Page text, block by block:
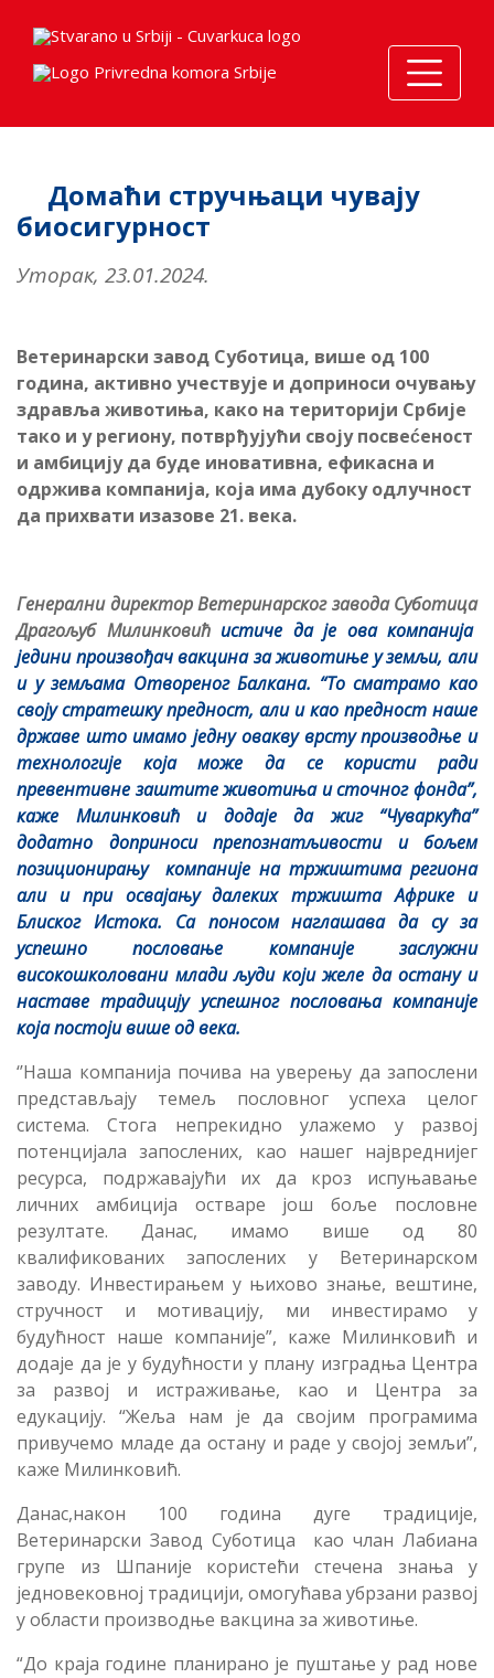
Домаћи стручњаци чувају
биосигурност
Уторак, 23.01.2024.
Ветеринарски завод Суботица, више од 100
година, активно учествује и доприноси очувању
здравља животиња, како на територији Србије
тако и у региону, потврђујући своју посвеćеност
и амбицију да буде иновативна, ефикасна и
одржива компанија, која има дубоку одлучност
да прихвати изазове 21. века.
Генерални директор Ветеринарског завода Суботица
Драгољуб Милинковић истиче да је ова компанија
једини произвођач вакцина за животиње у земљи, али
и у земљама Отвореног Балкана. “То сматрамо као
своју стратешку предност, али и као предност наше
државе што имамо једну овакву врсту производње и
технологије која може да се користи ради
превентивне заштите животиња и сточног фонда”,
каже Милинковић и додаје да жиг “Чуваркућа”
додатно доприноси препознатљивости и бољем
позиционирању компаније на тржиштима региона
али и при освајању далеких тржишта Африке и
Блиског Истока. Са поносом наглашава да су за
успешно пословање компаније заслужни
високошколовани млади људи који желе да остану и
наставе традицију успешног пословања компаније
која постоји више од века.
‘’Наша компанија почива на уверењу да запослени
представљају темељ пословног успеха целог
система. Стога непрекидно улажемо у развој
потенцијала запослених, као нашег највреднијег
ресурса, подржавајући их да кроз испуњавање
личних амбиција остваре још боље пословне
резултате. Данас, имамо више од 80
квалификованих запослених у Ветеринарском
заводу. Инвестирањем у њихово знање, вештине,
стручност и мотивацију, ми инвестирамо у
будућност наше компаније”, каже Милинковић и
додаје да је у будућности у плану изградња Центра
за развој и истраживање, као и Центра за
едукацију. “Жеља нам је да својим програмима
привучемо младе да остану и раде у својој земљи”,
каже Милинковић.
Данас,након 100 година дуге традиције,
Ветеринарски Завод Суботица као члан Лабиана
групе из Шпаније користећи стечена знања у
једновековној традицији, омогућава убрзани развој
у области производње вакцина за животиње.
“До краја године планирано је пуштање у рад нове